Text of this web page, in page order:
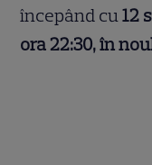
începând cu12
ora 22:30, în